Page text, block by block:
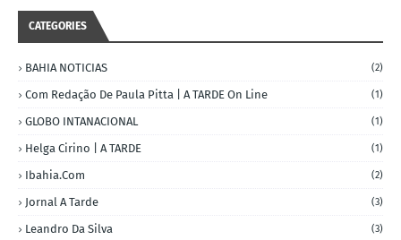
CATEGORIES
BAHIA NOTICIAS (2)
Com Redação De Paula Pitta | A TARDE On Line (1)
GLOBO INTANACIONAL (1)
Helga Cirino | A TARDE (1)
Ibahia.com (2)
Jornal A Tarde (3)
Leandro Da Silva (3)